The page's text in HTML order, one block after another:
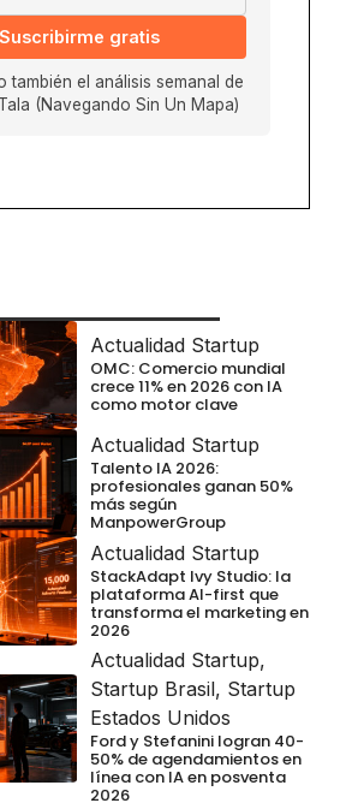
Suscribirme gratis
también el análisis semanal de
(Navegando Sin Un Mapa)
Actualidad Startup
OMC: Comercio mundial
crece 11% en 2026 con IA
como motor clave
Actualidad Startup
Talento IA 2026:
profesionales ganan 50%
más según
ManpowerGroup
Actualidad Startup
StackAdapt Ivy Studio: la
plataforma AI-first que
transforma el marketing en
2026
Actualidad Startup,
Startup Brasil, Startup
Estados Unidos
Ford y Stefanini logran 40-
50% de agendamientos en
línea con IA en posventa
2026